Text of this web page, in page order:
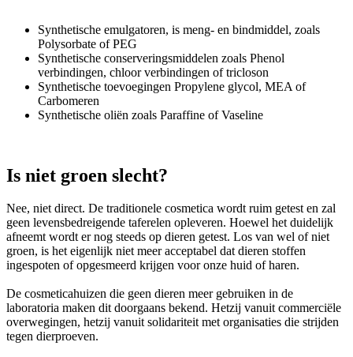
Synthetische emulgatoren, is meng- en bindmiddel, zoals
Polysorbate of PEG
Synthetische conserveringsmiddelen zoals Phenol
verbindingen, chloor verbindingen of tricloson
Synthetische toevoegingen Propylene glycol, MEA of
Carbomeren
Synthetische oliën zoals Paraffine of Vaseline
Is niet groen slecht?
Nee, niet direct. De traditionele cosmetica wordt ruim getest en zal
geen levensbedreigende taferelen opleveren. Hoewel het duidelijk
afneemt wordt er nog steeds op dieren getest. Los van wel of niet
groen, is het eigenlijk niet meer acceptabel dat dieren stoffen
ingespoten of opgesmeerd krijgen voor onze huid of haren.
De cosmeticahuizen die geen dieren meer gebruiken in de
laboratoria maken dit doorgaans bekend. Hetzij vanuit commerciële
overwegingen, hetzij vanuit solidariteit met organisaties die strijden
tegen dierproeven.